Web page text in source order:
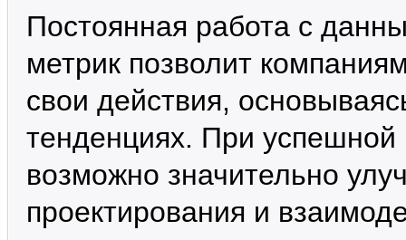
Постоянная работа с
метрик позволит
свои действия,
тенденциях. При успешной
возможно значительно
проектирования и